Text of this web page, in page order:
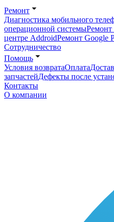
Ремонт
Диагностика мобильного
операционной системыРемонт
центре AddroidРемонт Google
Сотрудничество
Помощь
Условия возвратаОплата
запчастейДефекты после
Контакты
О компании